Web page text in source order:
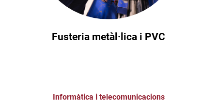
Fusteria metàl·lica i PVC
Informàtica i telecomunicacions